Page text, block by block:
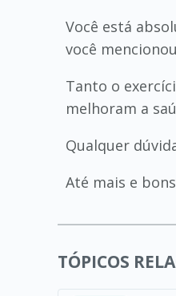
Você está
você
Tanto o
melhoram a
Qualquer
Até mais e
TÓPICOS